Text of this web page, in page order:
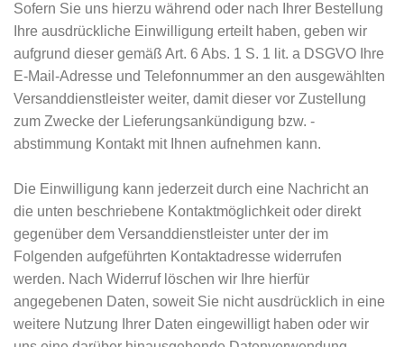
Sofern Sie uns hierzu während oder nach Ihrer Bestellung
Ihre ausdrückliche Einwilligung erteilt haben, geben wir
aufgrund dieser gemäß Art. 6 Abs. 1 S. 1 lit. a DSGVO Ihre
E-Mail-Adresse und Telefonnummer an den ausgewählten
Versanddienstleister weiter, damit dieser vor Zustellung
zum Zwecke der Lieferungsankündigung bzw. -
abstimmung Kontakt mit Ihnen aufnehmen kann.
Die Einwilligung kann jederzeit durch eine Nachricht an
die unten beschriebene Kontaktmöglichkeit oder direkt
gegenüber dem Versanddienstleister unter der im
Folgenden aufgeführten Kontaktadresse widerrufen
werden. Nach Widerruf löschen wir Ihre hierfür
angegebenen Daten, soweit Sie nicht ausdrücklich in eine
weitere Nutzung Ihrer Daten eingewilligt haben oder wir